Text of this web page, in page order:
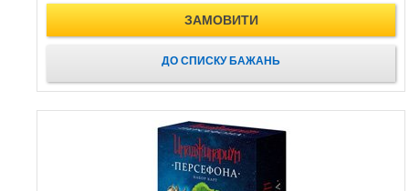
ЗАМОВИТИ
ДО СПИСКУ БАЖАНЬ